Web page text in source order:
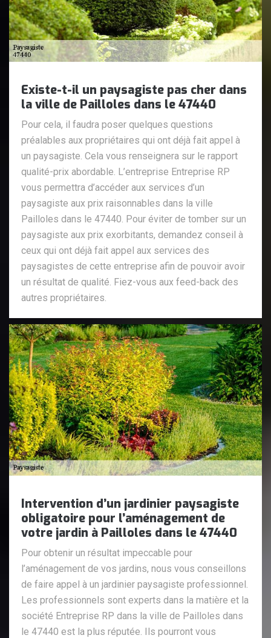
Existe-t-il un paysagiste pas cher dans
la ville de Pailloles dans le 47440
Pour cela, il faudra poser quelques questions
préalables aux propriétaires qui ont déjà fait appel à
un paysagiste. Cela vous renseignera sur le rapport
qualité-prix abordable. L’entreprise Entreprise RP
vous permettra d’accéder aux services d’un
paysagiste aux prix raisonnables dans la ville
Pailloles dans le 47440. Pour éviter de tomber sur un
paysagiste aux prix exorbitants, demandez conseil à
ceux qui ont déjà fait appel aux services des
paysagistes de cette entreprise afin de pouvoir avoir
un résultat de qualité. Fiez-vous aux feed-back des
autres propriétaires.
Intervention d’un jardinier paysagiste
obligatoire pour l’aménagement de
votre jardin à Pailloles dans le 47440
Pour obtenir un résultat impeccable pour
l’aménagement de vos jardins, nous vous conseillons
de faire appel à un jardinier paysagiste professionnel.
Les professionnels sont experts dans la matière et la
société Entreprise RP dans la ville de Pailloles dans
le 47440 est la plus réputée. Ils pourront vous